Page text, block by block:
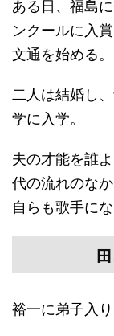
ある日、福島
ンクールに入
文通を始める。
二人は結婚し
学に入学。
夫の才能を誰
代の流れのな
自らも歌手に
裕一に弟子入